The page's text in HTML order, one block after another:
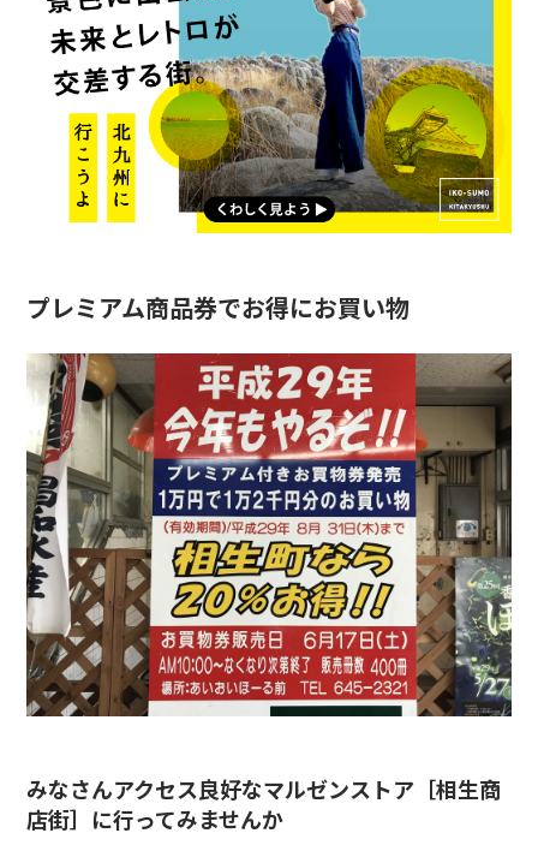
プレミアム商品券でお得にお買い物
みなさんアクセス良好なマルゼンストア［相生商
店街］ に行ってみませんか